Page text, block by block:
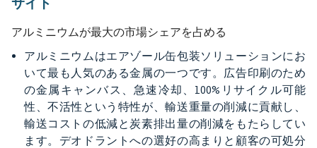
アルミニウムが最大の市場シェアを占める
アルミニウムはエアゾール缶包装ソリューションにお
いて最も人気のある金属の一つです。広告印刷のため
の金属キャンバス、急速冷却、100%リサイクル可能
性、不活性という特性が、輸送重量の削減に貢献し、
輸送コストの低減と炭素排出量の削減をもたらしてい
ます。デオドラントへの選好の高まりと顧客の可処分